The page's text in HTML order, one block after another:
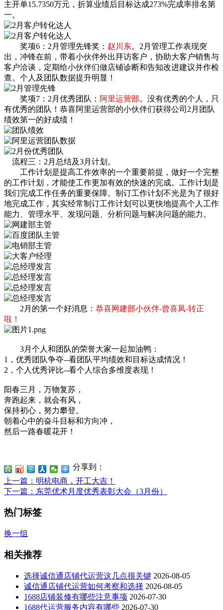
主开单15.7350万元，折算业绩后目标达成273%完成率排名第
一。
奖项6：2月管理先锋奖： 赵川东。2月管理工作表现突
出，冲锋在前，带着小伙伴外出拜访客户，协助大客户销售与
客户洽谈，定期给小伙伴们做店铺诊断和告知改进建议并作检
查。个人及团队数据提升明显！
奖项7：2月优秀团队： 阿里运营部。没有优秀的个人，只
有优秀的团队！恭喜阿里运营部的小伙伴们获得公司2月团队
绩效第一的好成绩！
流程三：2月总结及3月计划。
工作计划是提高工作效率的一个重要前提，做好一个完整
的工作计划，才能使工作更加有效的快速的完成。工作计划是
我们完成工作任务的重要保障。制订工作计划不光是为了很好
地完成工作，其实经常制订工作计划可以更快地提高个人工作
能力、管理水平、发现问题、分析问题与解决问题的能力。
2月的第一个好消息： 恭喜网建部小伙伴-曾喜凤-转正
啦！
3月个人和团队的荣誉大家一起加油鸭：
1，优秀团队争夺--看团队平均绩效和目标达成情况！
2，个人优秀评比--看个人综合多维度表现！
阳春三月，万物复苏，
奔跑起来，就会有风，
保持初心，努力攀登。
朝着心中的奋斗目标和方向冲，
然后一路春暖花开！
分享到：
上一篇 ：明杭电商，开工大吉！
下一篇 ：东莞优术月度优秀表彰大会（3月份）
热门标签
换一组
相关推荐
选择诚信通店铺代运营这几点很关键 2026-08-05
诚信通店铺代运营如何考察和选择 2026-08-05
1688店铺装修有哪些注意事项 2026-07-30
1688代运营服务内容有哪些 2026-07-30